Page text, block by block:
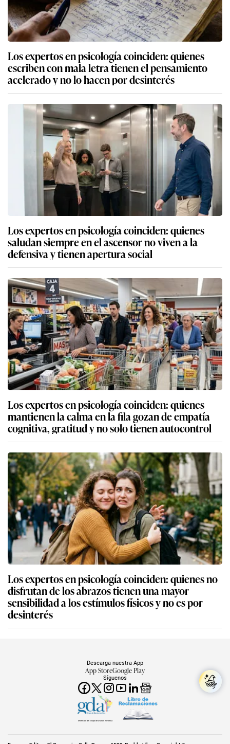
Los expertos en psicología coinciden: quienes
escriben con mala letra tienen el pensamiento
acelerado y no lo hacen por desinterés
Los expertos en psicología coinciden: quienes
saludan siempre en el ascensor no viven a la
defensiva y tienen apertura social
Los expertos en psicología coinciden: quienes
mantienen la calma en la fila gozan de empatía
cognitiva, gratitud y no solo tienen autocontrol
Los expertos en psicología coinciden: quienes no
disfrutan de los abrazos tienen una mayor
sensibilidad a los estímulos físicos y no es por
desinterés
Síguenos
Descarga nuestra App
App StoreGoogle Play
Miembro del Grupo de Diarios América